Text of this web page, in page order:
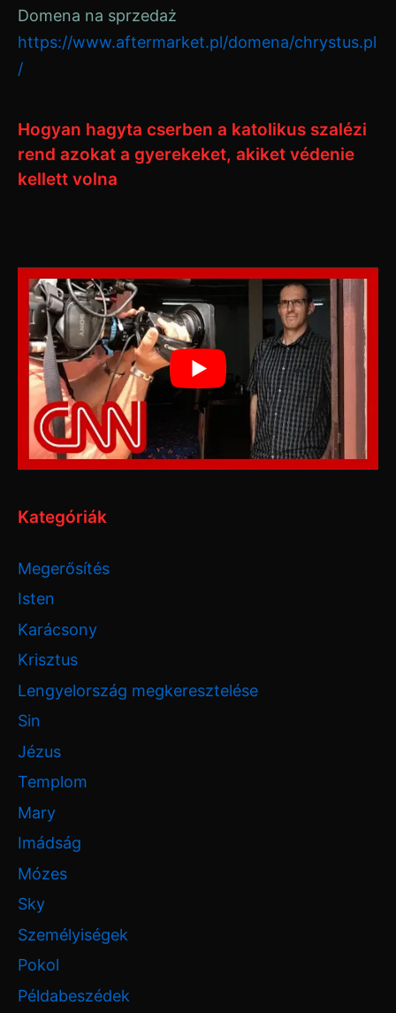
Domena na sprzedaż
https://www.aftermarket.pl/domena/chrystus.pl
/
Hogyan hagyta cserben a katolikus szalézi
rend azokat a gyerekeket, akiket védenie
kellett volna
Kategóriák
Megerősítés
Isten
Karácsony
Krisztus
Lengyelország megkeresztelése
Sin
Jézus
Templom
Mary
Imádság
Mózes
Sky
Személyiségek
Pokol
Példabeszédek